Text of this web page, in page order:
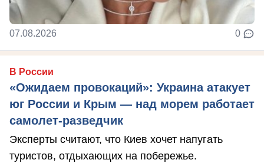
07.08.2026 0
В России
«Ожидаем провокаций»: Украина атакует
юг России и Крым — над морем работает
самолет-разведчик
Эксперты считают, что Киев хочет напугать
туристов, отдыхающих на побережье.